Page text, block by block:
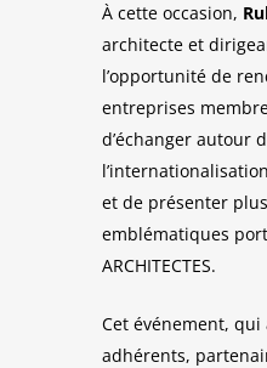
À cette occasion,
architecte et
l’opportunité de
entreprises
d’échanger autour
et de présenter
emblématiques
ARCHITECTES.
Cet événement, qui
adhérents,